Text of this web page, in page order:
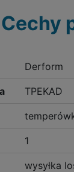
Cechy
Derform
TPEKAD
1
wysyłka